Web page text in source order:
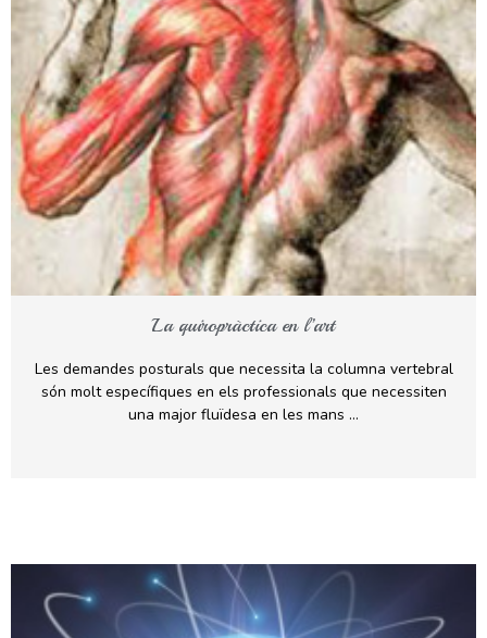
La quiropràctica en l’art
Les demandes posturals que necessita la columna vertebral
són molt específiques en els professionals que necessiten
una major fluïdesa en les mans …